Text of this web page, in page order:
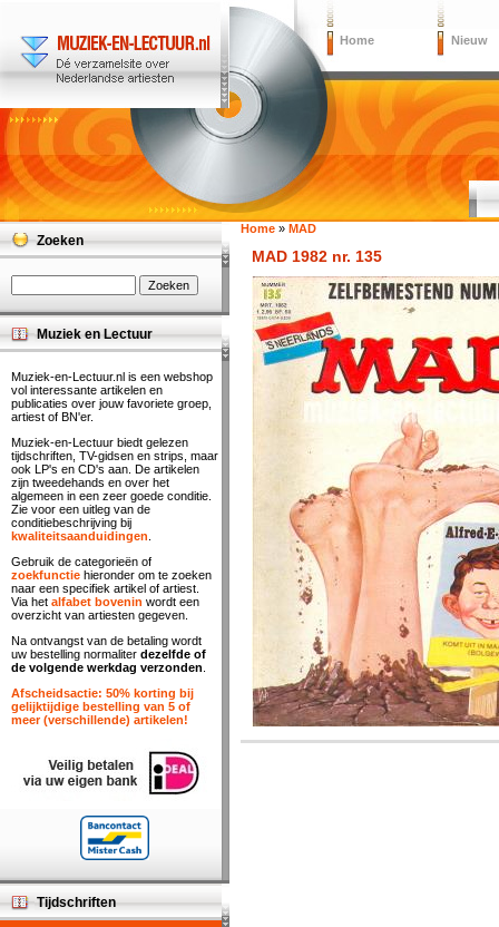
Home Nieuw
Home » MAD
MAD 1982 nr. 135
Zoeken
Muziek en Lectuur
Muziek-en-Lectuur.nl is een webshop
vol interessante artikelen en
publicaties over jouw favoriete groep,
artiest of BN'er.
Muziek-en-Lectuur biedt gelezen
tijdschriften, TV-gidsen en strips, maar
ook LP's en CD's aan. De artikelen
zijn tweedehands en over het
algemeen in een zeer goede conditie.
Zie voor een uitleg van de
conditiebeschrijving bij
kwaliteitsaanduidingen
Gebruik de categorieën of
zoekfunctie hieronder om te zoeken
naar een specifiek artikel of artiest.
Via het alfabet bovenin wordt een
overzicht van artiesten gegeven.
Na ontvangst van de betaling wordt
uw bestelling normaliter dezelfde of
de volgende werkdag verzonden
Afscheidsactie: 50% korting bij
gelijktijdige bestelling van 5 of
meer (verschillende) artikelen!
Tijdschriften